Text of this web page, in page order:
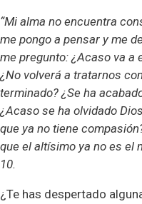
“Mi alma no encuentra
me pongo a pensar y me
me pregunto: ¿Acaso va a
¿No volverá a tratarnos
terminado? ¿Se ha
¿Acaso se ha olvidado
que ya no tiene
que el altísimo ya no es el
10.
¿Te has despertado